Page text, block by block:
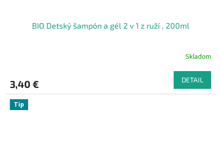
BIO Detský šampón a gél 2 v 1 z ruží , 200ml
Skladom
3,40 € DETAIL
Tip